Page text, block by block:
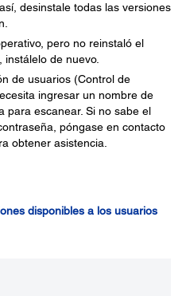
desinstale todas las versiones
pero no reinstaló el
de nuevo.
de usuarios (Control de
ingresar un nombre de
para escanear. Si no sabe el
póngase en contacto
obtener asistencia.
disponibles a los usuarios